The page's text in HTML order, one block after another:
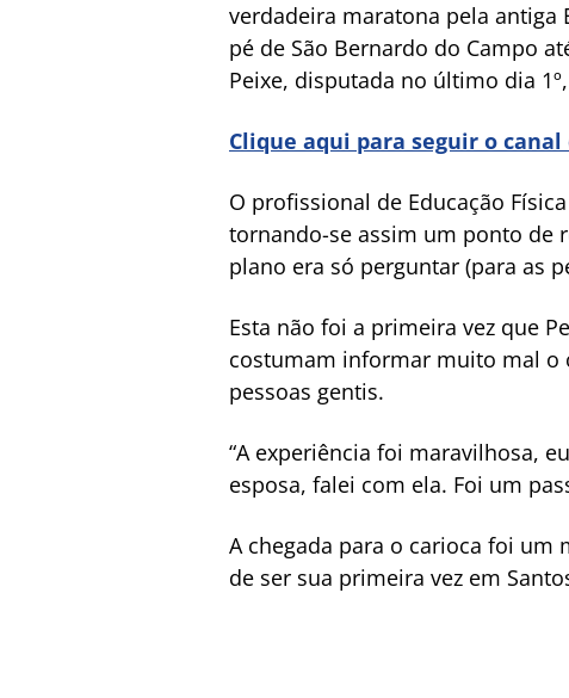
verdadeira maratona pela antiga
pé de São Bernardo do Campo
Peixe, disputada no último dia
Clique aqui para seguir o
O profissional de Educação
tornando-se assim um ponto de
plano era só perguntar (para as
Esta não foi a primeira vez que
costumam informar muito mal o
pessoas gentis.
“A experiência foi maravilhosa,
esposa, falei com ela. Foi um
A chegada para o carioca foi
de ser sua primeira vez em